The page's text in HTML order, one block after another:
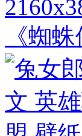
《蜘